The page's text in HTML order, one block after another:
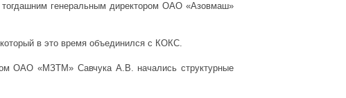
генеральным директором ОАО «Азовмаш»
в это время объединился с КОКС.
ОАО «МЗТМ» Савчука А.В. начались структурные